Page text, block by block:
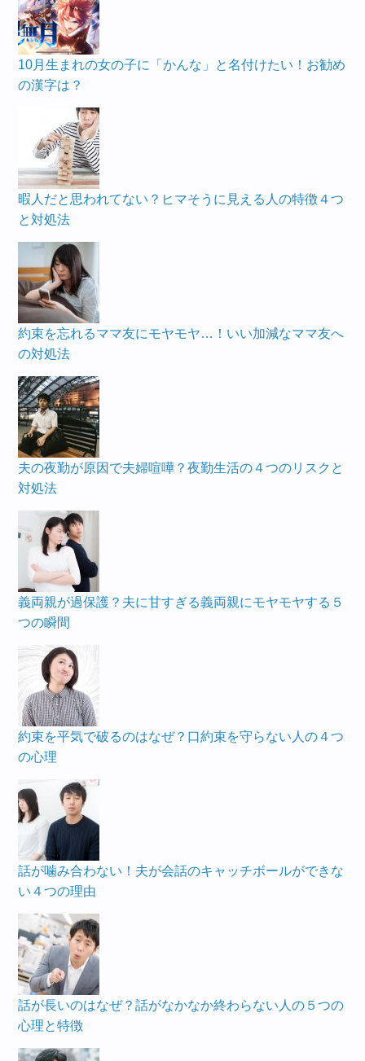
10月生まれの女の子に「かんな」と名付けたい！お勧め
の漢字は？
暇人だと思われてない？ヒマそうに見える人の特徴４つ
と対処法
約束を忘れるママ友にモヤモヤ…！いい加減なママ友へ
の対処法
夫の夜勤が原因で夫婦喧嘩？夜勤生活の４つのリスクと
対処法
義両親が過保護？夫に甘すぎる義両親にモヤモヤする５
つの瞬間
約束を平気で破るのはなぜ？口約束を守らない人の４つ
の心理
話が噛み合わない！夫が会話のキャッチボールができな
い４つの理由
話が長いのはなぜ？話がなかなか終わらない人の５つの
心理と特徴